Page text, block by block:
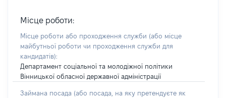
Місце роботи:
Місце роботи або проходження служби (або місце
майбутньої роботи чи проходження служби для
кандидатів):
Департамент соціальної та молодіжної політики
Вінницької обласної державної адміністрації
Займана посада (або посада, на яку претендуєте як